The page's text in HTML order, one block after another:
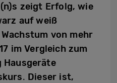
zeigt Erfolg, wie
auf weiß
von mehr
im Vergleich zum
Hausgeräte
. Dieser ist,